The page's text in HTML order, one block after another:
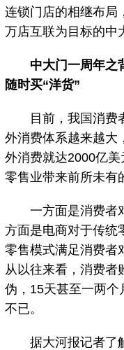
连锁门店的相继布局
万店互联为目标的中
中大门一周年之
随时买“洋货”
目前，我国消费者
外消费体系越来越大
外消费就达2000亿
零售业带来前所未有
一方面是消费者对
方面是电商对于传统
零售模式满足消费者
从以往来看，消费者
伪，15天甚至一两
不已。
据大河报记者了解